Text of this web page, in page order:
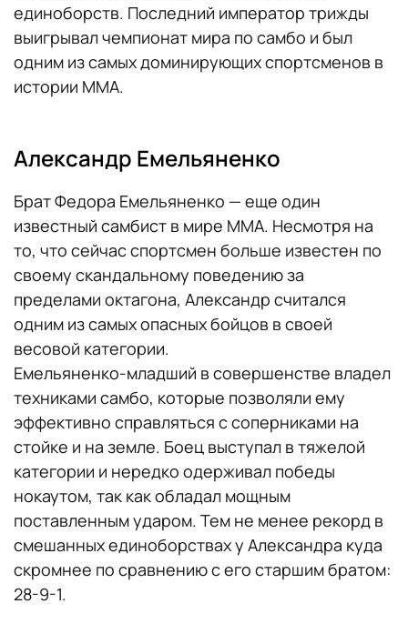
единоборств. Последний император трижды
выигрывал чемпионат мира по самбо и был
одним из самых доминирующих спортсменов в
истории ММА.
Александр Емельяненко
Брат Федора Емельяненко — еще один
известный самбист в мире ММА. Несмотря на
то, что сейчас спортсмен больше известен по
своему скандальному поведению за
пределами октагона, Александр считался
одним из самых опасных бойцов в своей
весовой категории.
Емельяненко-младший в совершенстве владел
техниками самбо, которые позволяли ему
эффективно справляться с соперниками на
стойке и на земле. Боец выступал в тяжелой
категории и нередко одерживал победы
нокаутом, так как обладал мощным
поставленным ударом. Тем не менее рекорд в
смешанных единоборствах у Александра куда
скромнее по сравнению с его старшим братом:
28-9-1.